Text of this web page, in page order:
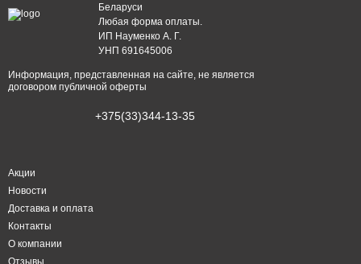
Беларуси
Любая форма оплаты.
ИП Науменко А. Г.
УНП 691645006
Информация, представленная на сайте, не является
договором публичной оферты
+375(33)344-13-35
Акции
Новости
Доставка и оплата
Контакты
О компании
Отзывы